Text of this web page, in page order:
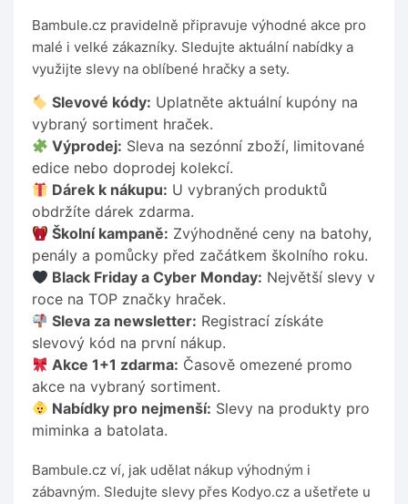
Bambule.cz pravidelně připravuje výhodné akce pro
malé i velké zákazníky. Sledujte aktuální nabídky a
využijte slevy na oblíbené hračky a sety.
Slevové kódy: Uplatněte aktuální kupóny na
vybraný sortiment hraček.
Výprodej: Sleva na sezónní zboží, limitované
edice nebo doprodej kolekcí.
Dárek k nákupu: U vybraných produktů
obdržíte dárek zdarma.
Školní kampaně: Zvýhodněné ceny na batohy,
penály a pomůcky před začátkem školního roku.
Black Friday a Cyber Monday: Největší slevy v
roce na TOP značky hraček.
Sleva za newsletter: Registrací získáte
slevový kód na první nákup.
Akce 1+1 zdarma: Časově omezené promo
akce na vybraný sortiment.
Nabídky pro nejmenší: Slevy na produkty pro
miminka a batolata.
Bambule.cz ví, jak udělat nákup výhodným i
zábavným. Sledujte slevy přes Kodyo.cz a ušetřete u